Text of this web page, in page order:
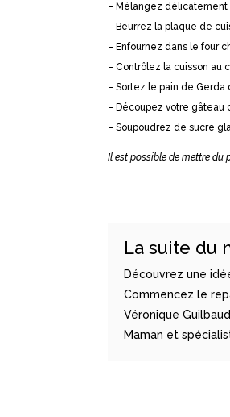
– Mélangez délicatement
– Beurrez la plaque de
– Enfournez dans le four
– Contrôlez la cuisson au
– Sortez le pain de Gerda
– Découpez votre gâteau
– Soupoudrez de sucre
Il est possible de mettre du
La suite du
Découvrez une
Commencez le
Véronique Guilbaud
Maman et